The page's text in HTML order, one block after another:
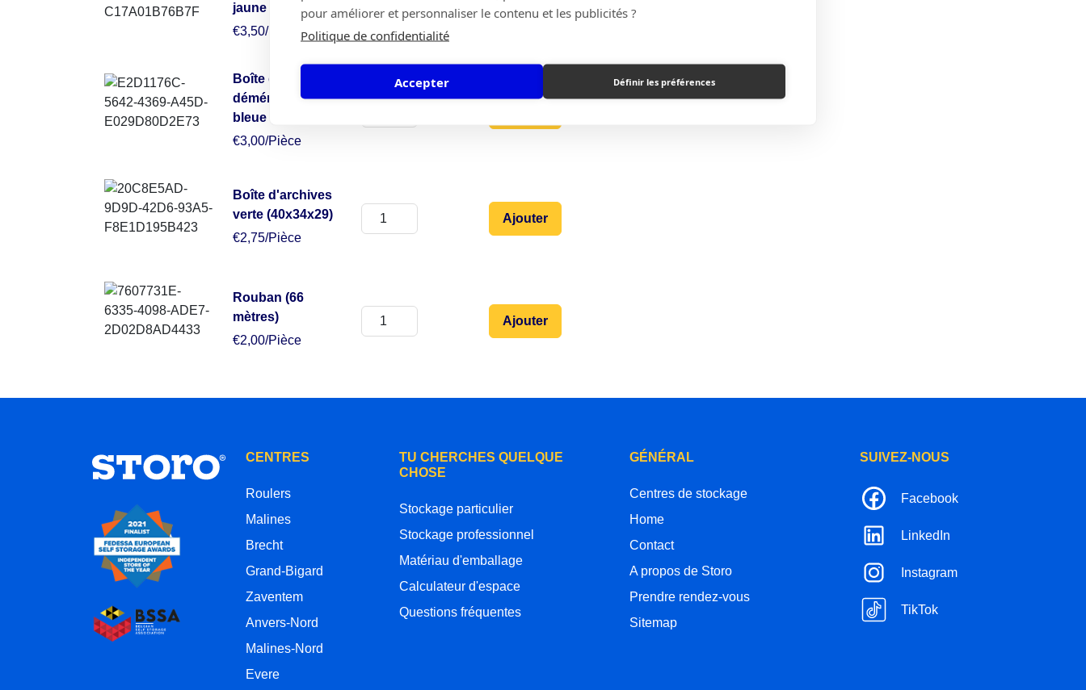
pour améliorer et personnaliser le contenu et les publicités ?
Politique de confidentialité
Accepter Définir les préférences
jaune (50x50x30)
€3,50/Pièce
Boîte de
déménagement
bleue (49x34x38)
€3,00/Pièce
Boîte d'archives
verte (40x34x29)
€2,75/Pièce
Ajouter
Rouban (66
mètres)
€2,00/Pièce
Ajouter
CENTRES
Roulers
Malines
Brecht
Grand-Bigard
Zaventem
Anvers-Nord
Malines-Nord
Evere
TU CHERCHES QUELQUE
CHOSE
Stockage particulier
Stockage professionnel
Matériau d'emballage
Calculateur d'espace
Questions fréquentes
GÉNÉRAL
Centres de stockage
Home
Contact
A propos de Storo
Prendre rendez-vous
Sitemap
SUIVEZ-NOUS
Facebook
LinkedIn
Instagram
TikTok